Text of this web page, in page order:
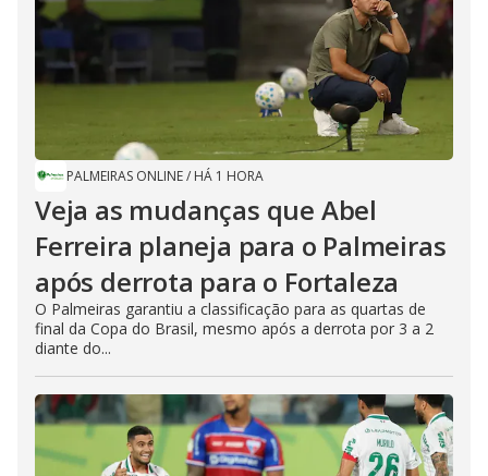
PALMEIRAS ONLINE/ HÁ 1 HORA
Veja as mudanças que Abel
Ferreira planeja para o Palmeiras
após derrota para o Fortaleza
O Palmeiras garantiu a classificação para as quartas de
final da Copa do Brasil, mesmo após a derrota por 3 a 2
diante do...